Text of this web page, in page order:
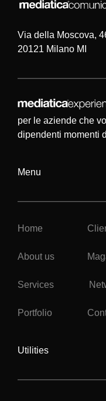
k
Via della Moscova,
20121 Milano MI
per le aziende che
dipendenti momenti
Menu
Home
About us
Services
Portfolio
Utilities